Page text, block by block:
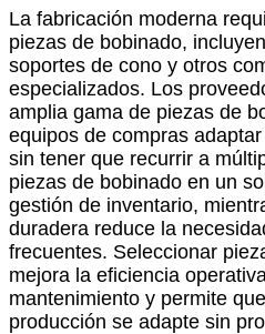
La fabricación moderna
piezas de bobinado,
soportes de cono y otros
especializados. Los
amplia gama de piezas de
equipos de compras
sin tener que recurrir a
piezas de bobinado en un
gestión de inventario,
duradera reduce la
frecuentes. Seleccionar
mejora la eficiencia
mantenimiento y permite
producción se adapte sin